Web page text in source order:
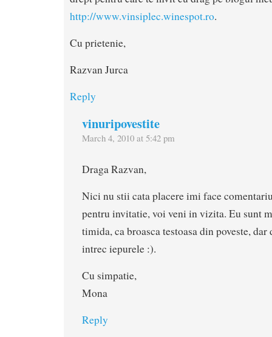
http://www.vinsiplec.winespot.ro.
Cu prietenie,
Razvan Jurca
Reply
vinuripovestite
March 4, 2010 at 5:42 pm
Draga Razvan,
Nici nu stii cata placere imi face
pentru invitatie, voi veni in vizita. Eu sunt
timida, ca broasca testoasa din poveste, dar
intrec iepurele :).
Cu simpatie,
Mona
Reply